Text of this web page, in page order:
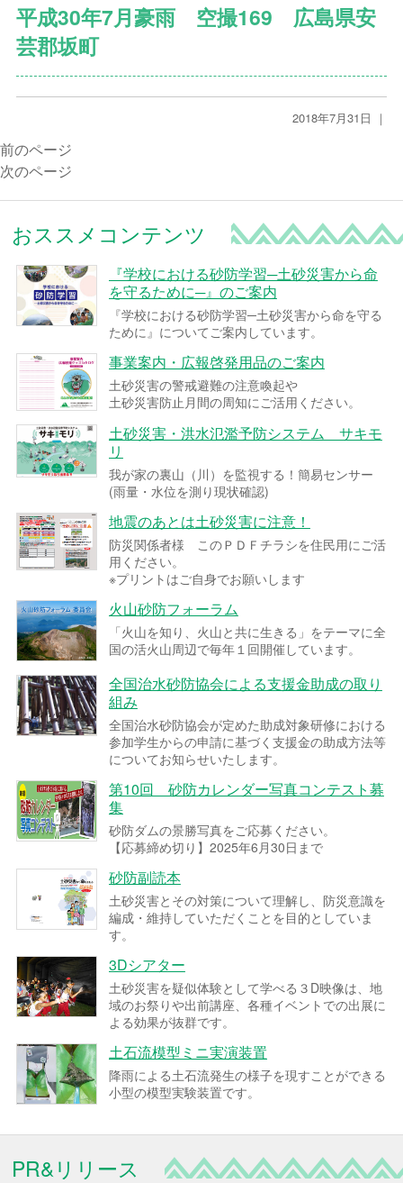
平成30年7月豪雨 空撮169 広島県安
芸郡坂町
2018年7月31日 ｜
前のページ
次のページ
おススメコンテンツ
『学校における砂防学習─土砂災害から命
を守るために─』のご案内
『学校における砂防学習─土砂災害から命を守る
ために』についてご案内しています。
事業案内・広報啓発用品のご案内
土砂災害の警戒避難の注意喚起や
土砂災害防止月間の周知にご活用ください。
土砂災害・洪水氾濫予防システム サキモ
リ
我が家の裏山（川）を監視する！簡易センサー
(雨量・水位を測り現状確認)
地震のあとは土砂災害に注意！
防災関係者様 このＰＤＦチラシを住民用にご活
用ください。
※プリントはご自身でお願いします
火山砂防フォーラム
「火山を知り、火山と共に生きる」をテーマに全
国の活火山周辺で毎年１回開催しています。
全国治水砂防協会による支援金助成の取り
組み
全国治水砂防協会が定めた助成対象研修における
参加学生からの申請に基づく支援金の助成方法等
についてお知らせいたします。
第10回 砂防カレンダー写真コンテスト募
集
砂防ダムの景勝写真をご応募ください。
【応募締め切り】2025年6月30日まで
砂防副読本
土砂災害とその対策について理解し、防災意識を
編成・維持していただくことを目的としていま
す。
3Dシアター
土砂災害を疑似体験として学べる３D映像は、地
域のお祭りや出前講座、各種イベントでの出展に
よる効果が抜群です。
土石流模型ミニ実演装置
降雨による土石流発生の様子を現すことができる
小型の模型実験装置です。
PR&リリース